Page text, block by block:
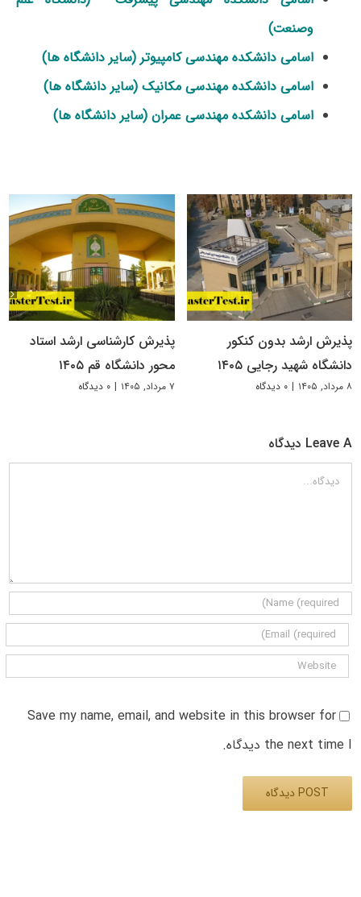
وصنعت)
اسامی دانشکده مهندسی کامپیوتر (سایر دانشگاه ها)
اسامی دانشکده مهندسی مکانیک (سایر دانشگاه ها)
اسامی دانشکده مهندسی عمران (سایر دانشگاه ها)
پذیرش ارشد بدون کنکور
دانشگاه شهید رجایی ۱۴۰۵
۸ مرداد, ۱۴۰۵ | ۰ دیدگاه
پذیرش کارشناسی ارشد استاد
محور دانشگاه قم ۱۴۰۵
۷ مرداد, ۱۴۰۵ | ۰ دیدگاه
Leave A دیدگاه
دیدگاه
Save my name, email, and website in this browser for
the next time I دیدگاه.